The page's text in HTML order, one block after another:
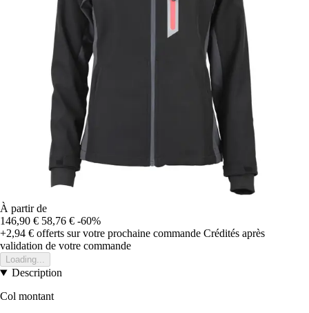
À partir de
146,90 € 58,76 € -60%
+2,94 € offerts sur votre prochaine commande Crédités après
validation de votre commande
Loading...
Description
Col montant